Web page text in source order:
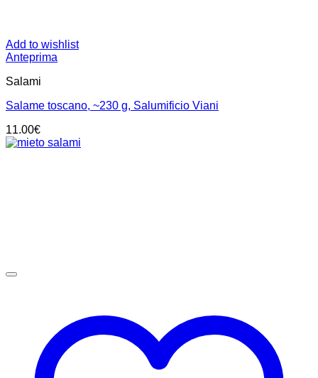
Add to wishlist
Anteprima
Salami
Salame toscano, ~230 g, Salumificio Viani
11.00€